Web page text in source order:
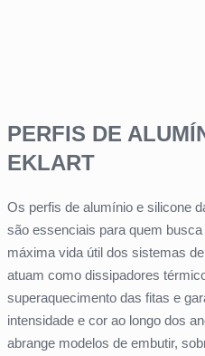
PERFIS DE
EKLART
Os perfis de alumínio e silicone
são essenciais para quem
máxima vida útil dos sistemas
atuam como dissipadores
superaquecimento das fitas e
intensidade e cor ao longo dos
abrange modelos de embutir,